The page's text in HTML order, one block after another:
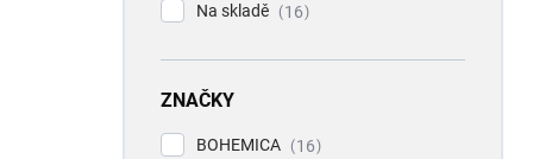
Na skladě 16
ZNAČKY
BOHEMICA
16